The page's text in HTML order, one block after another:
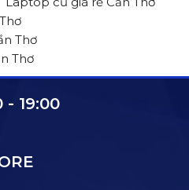
Thơ
Thơ
- 19:00